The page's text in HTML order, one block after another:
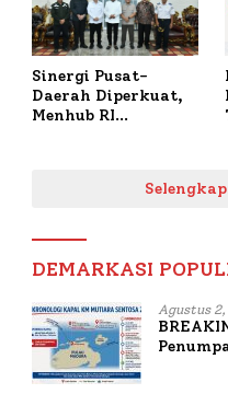
Sinergi Pusat-
Daerah Diperkuat,
Menhub RI
Mutiara Sentosa II
DEMARKASI
Agustus